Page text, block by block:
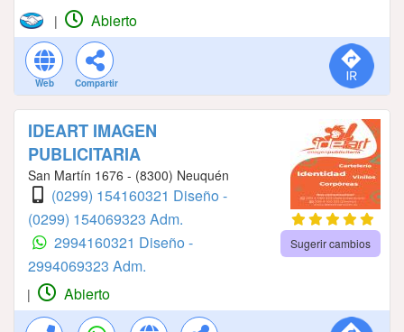
| Abierto
Web Compartir
IDEART IMAGEN
PUBLICITARIA
San Martín 1676 - (8300) Neuquén
(0299) 154160321 Diseño -
(0299) 154069323 Adm.
2994160321 Diseño -
2994069323 Adm.
Sugerir cambios
| Abierto